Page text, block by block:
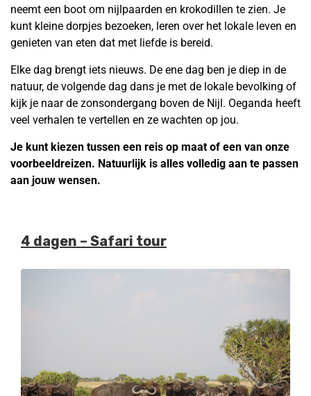
neemt een boot om nijlpaarden en krokodillen te zien. Je
kunt kleine dorpjes bezoeken, leren over het lokale leven en
genieten van eten dat met liefde is bereid.
Elke dag brengt iets nieuws. De ene dag ben je diep in de
natuur, de volgende dag dans je met de lokale bevolking of
kijk je naar de zonsondergang boven de Nijl. Oeganda heeft
veel verhalen te vertellen en ze wachten op jou.
Je kunt kiezen tussen een reis op maat of een van onze
voorbeeldreizen. Natuurlijk is alles volledig aan te passen
aan jouw wensen.
4 dagen – Safari tour